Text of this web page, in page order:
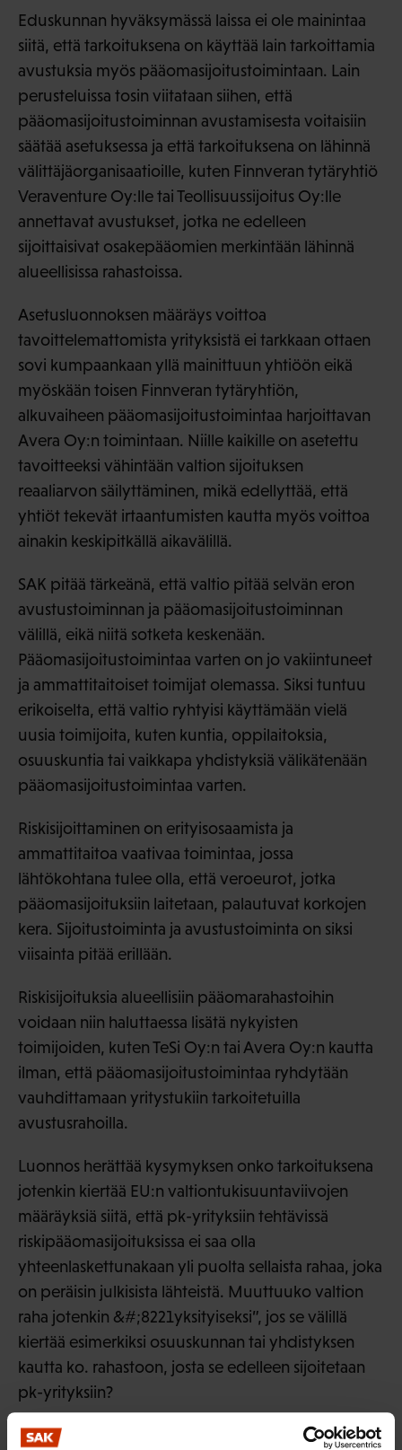
Eduskunnan hyväksymässä laissa ei ole mainintaa
siitä, että tarkoituksena on käyttää lain tarkoittamia
avustuksia myös pääomasijoitustoimintaan. Lain
perusteluissa tosin viitataan siihen, että
pääomasijoitustoiminnan avustamisesta voitaisiin
säätää asetuksessa ja että tarkoituksena on lähinnä
välittäjäorganisaatioille, kuten Finnveran tytäryhtiö
Veraventure Oy:lle tai Teollisuussijoitus Oy:lle
annettavat avustukset, jotka ne edelleen
sijoittaisivat osakepääomien merkintään lähinnä
alueellisissa rahastoissa.
Asetusluonnoksen määräys voittoa
tavoittelemattomista yrityksistä ei tarkkaan ottaen
sovi kumpaankaan yllä mainittuun yhtiöön eikä
myöskään toisen Finnveran tytäryhtiön,
alkuvaiheen pääomasijoitustoimintaa harjoittavan
Avera Oy:n toimintaan. Niille kaikille on asetettu
tavoitteeksi vähintään valtion sijoituksen
reaaliarvon säilyttäminen, mikä edellyttää, että
yhtiöt tekevät irtaantumisten kautta myös voittoa
ainakin keskipitkällä aikavälillä.
SAK pitää tärkeänä, että valtio pitää selvän eron
avustustoiminnan ja pääomasijoitustoiminnan
välillä, eikä niitä sotketa keskenään.
Pääomasijoitustoimintaa varten on jo vakiintuneet
ja ammattitaitoiset toimijat olemassa. Siksi tuntuu
erikoiselta, että valtio ryhtyisi käyttämään vielä
uusia toimijoita, kuten kuntia, oppilaitoksia,
osuuskuntia tai vaikkapa yhdistyksiä välikätenään
pääomasijoitustoimintaa varten.
Riskisijoittaminen on erityisosaamista ja
ammattitaitoa vaativaa toimintaa, jossa
lähtökohtana tulee olla, että veroeurot, jotka
pääomasijoituksiin laitetaan, palautuvat korkojen
kera. Sijoitustoiminta ja avustustoiminta on siksi
viisainta pitää erillään.
Riskisijoituksia alueellisiin pääomarahastoihin
voidaan niin haluttaessa lisätä nykyisten
toimijoiden, kuten TeSi Oy:n tai Avera Oy:n kautta
ilman, että pääomasijoitustoimintaa ryhdytään
vauhdittamaan yritystukiin tarkoitetuilla
avustusrahoilla.
Luonnos herättää kysymyksen onko tarkoituksena
jotenkin kiertää EU:n valtiontukisuuntaviivojen
määräyksiä siitä, että pk-yrityksiin tehtävissä
riskipääomasijoituksissa ei saa olla
yhteenlaskettunakaan yli puolta sellaista rahaa, joka
on peräisin julkisista lähteistä. Muuttuuko valtion
raha jotenkin &#;8221yksityiseksi”, jos se välillä
kiertää esimerkiksi osuuskunnan tai yhdistyksen
kautta ko. rahastoon, josta se edelleen sijoitetaan
pk-yrityksiin?
SAK esittää, että 25. pykälä poistetaan asetuksesta.